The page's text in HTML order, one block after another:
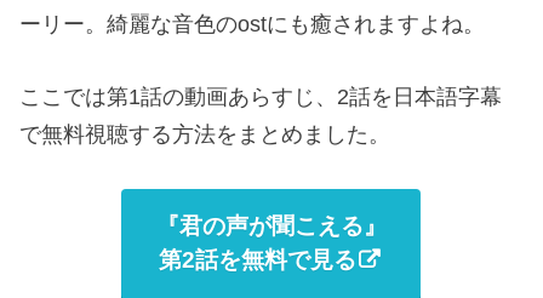
ーリー。綺麗な音色のostにも癒されますよね。
ここでは第1話の動画あらすじ、2話を日本語字幕
で無料視聴する方法をまとめました。
『君の声が聞こえる』
第2話を無料で見る